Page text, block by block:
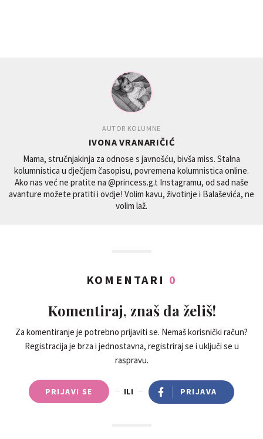
AUTOR KOLUMNE
IVONA VRANARIČIĆ
Mama, stručnjakinja za odnose s javnošću, bivša miss. Stalna
kolumnistica u dječjem časopisu, povremena kolumnistica online.
Ako nas već ne pratite na @princess.g.t Instagramu, od sad naše
avanture možete pratiti i ovdje! Volim kavu, životinje i Balaševića, ne
volim laž.
KOMENTARI 0
Komentiraj, znaš da želiš!
Za komentiranje je potrebno prijaviti se. Nemaš korisnički račun?
Registracija je brza i jednostavna, registriraj se i uključi se u
raspravu.
PRIJAVI SE ILI PRIJAVA